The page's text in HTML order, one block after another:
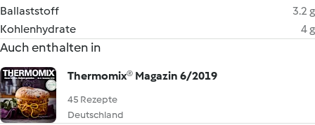
Ballaststoff
3.2 g
Kohlenhydrate
4 g
Auch enthalten in
Thermomix® Magazin 6/2019
45 Rezepte
Deutschland